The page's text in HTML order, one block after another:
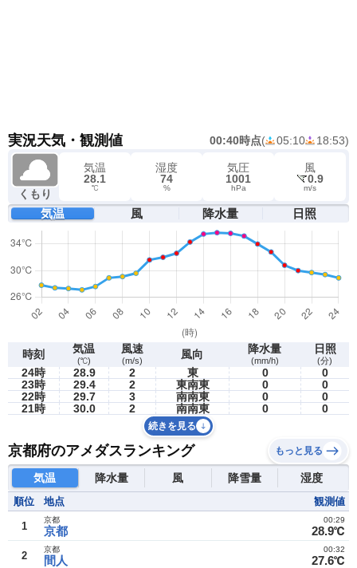
実況天気・観測値 00:40時点( 05:10 18:53)
くもり
気温
28.1
℃
湿度
74
%
気圧
1001
hPa
風
0.9
m/s
気温 風 降水量 日照
時刻 気温
(℃)
風速
(m/s) 風向 降水量
(mm/h)
日照
(分)
24時 28.9 2 東 0
0
23時
29.4 2 東南東 0
0
22時
29.7 3 南南東 0
0
21時
30.0 2 南南東 0 0
続きを見る
京都府のアメダスランキング もっと見る
気温 降水量 風 降雪量 湿度
順位 地点 観測値
1 京都
京都
28.9℃
00:29
2 間人
京都
27.6℃
00:32